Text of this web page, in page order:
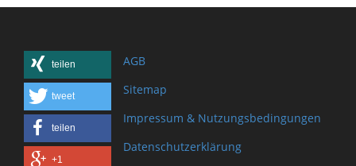
teilen
tweet
teilen
+1
AGB
Sitemap
Impressum & Nutzungsbedingungen
Datenschutzerklärung